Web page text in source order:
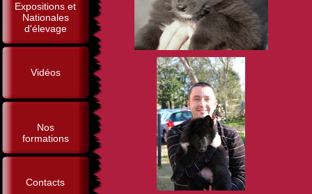
Expositions et
Nationales
d'élevage
Vidéos
Nos
formations
Contacts